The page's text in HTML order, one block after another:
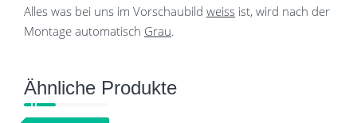
Alles was bei uns im Vorschaubild weiss ist, wird nach der
Montage automatisch Grau.
Ähnliche Produkte